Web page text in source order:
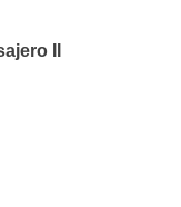
II